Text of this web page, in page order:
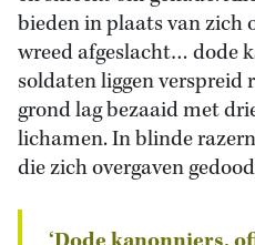
bieden in plaats van zich
wreed afgeslacht… dode
soldaten liggen verspreid
grond lag bezaaid met
lichamen. In blinde
die zich overgaven